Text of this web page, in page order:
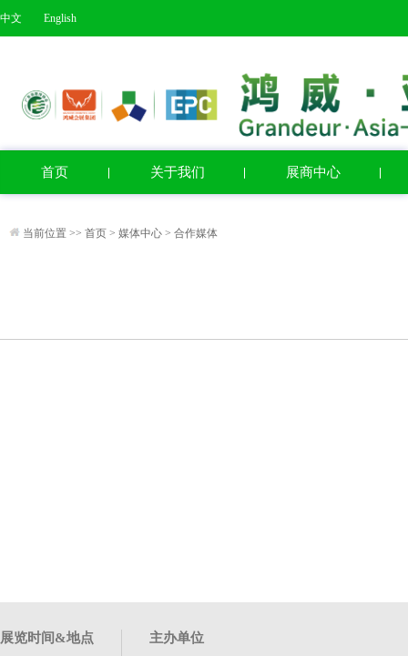
中文 English
首页 关于我们 展商中心
当前位置 >> 首页 > 媒体中心 > 合作媒体
展览时间&地点 主办单位